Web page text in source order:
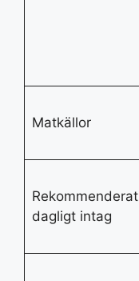
Matkällor
Rekommenderat
dagligt intag